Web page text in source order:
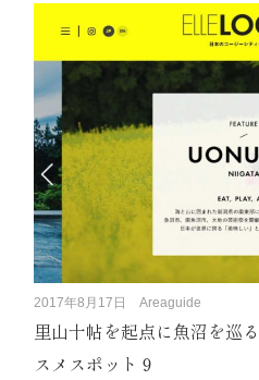
2017年8月17日 Areaguide
里山十帖を起点に魚沼を巡
スメスポット９